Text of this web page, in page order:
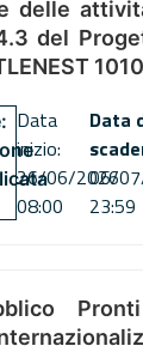
delle
del
Data
inizio:
26/06/2026
08:00
Data
06/
23:59